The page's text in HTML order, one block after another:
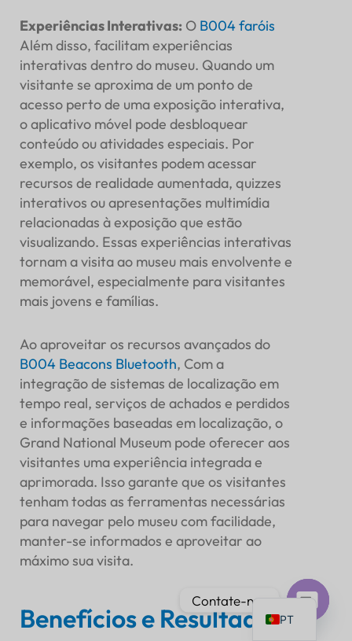
Experiências Interativas: O B004faróis
Além disso, facilitam experiências
interativas dentro do museu. Quando um
visitante se aproxima de um ponto de
acesso perto de uma exposição interativa,
o aplicativo móvel pode desbloquear
conteúdo ou atividades especiais. Por
exemplo, os visitantes podem acessar
recursos de realidade aumentada, quizzes
interativos ou apresentações multimídia
relacionadas à exposição que estão
visualizando. Essas experiências interativas
tornam a visita ao museu mais envolvente e
memorável, especialmente para visitantes
mais jovens e famílias.
Ao aproveitar os recursos avançados do
B004 Beacons Bluetooth, Com a
integração de sistemas de localização em
tempo real, serviços de achados e perdidos
e informações baseadas em localização, o
Grand National Museum pode oferecer aos
visitantes uma experiência integrada e
aprimorada. Isso garante que os visitantes
tenham todas as ferramentas necessárias
para navegar pelo museu com facilidade,
manter-se informados e aproveitar ao
máximo sua visita.
Benefícios e ResultadosPT
EN
DE
JA
AR
Contate-nos